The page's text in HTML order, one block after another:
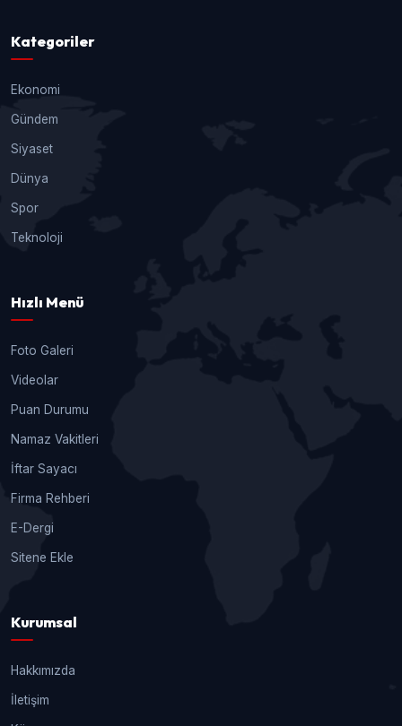
Kategoriler
Ekonomi
Gündem
Siyaset
Dünya
Spor
Teknoloji
Hızlı Menü
Foto Galeri
Videolar
Puan Durumu
Namaz Vakitleri
İftar Sayacı
Firma Rehberi
E-Dergi
Sitene Ekle
Kurumsal
Hakkımızda
İletişim